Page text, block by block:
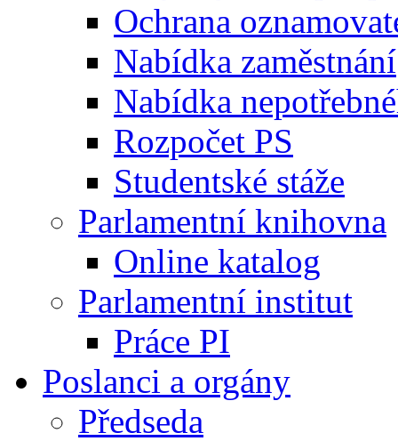
Ochrana
Nabídka zaměstnání
Nabídka
Rozpočet PS
Studentské stáže
Parlamentní knihovna
Online katalog
Parlamentní institut
Práce PI
Poslanci a orgány
Předseda